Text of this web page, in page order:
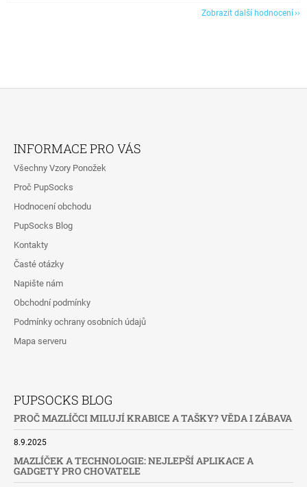
Zobrazit další hodnocení
INFORMACE PRO VÁS
Všechny Vzory Ponožek
Proč PupSocks
Hodnocení obchodu
PupSocks Blog
Kontakty
Časté otázky
Napište nám
Obchodní podmínky
Podmínky ochrany osobních údajů
Mapa serveru
PUPSOCKS BLOG
PROČ MAZLÍČCI MILUJÍ KRABICE A TAŠKY? VĚDA I ZÁBAVA
8.9.2025
MAZLÍČEK A TECHNOLOGIE: NEJLEPŠÍ APLIKACE A
GADGETY PRO CHOVATELE